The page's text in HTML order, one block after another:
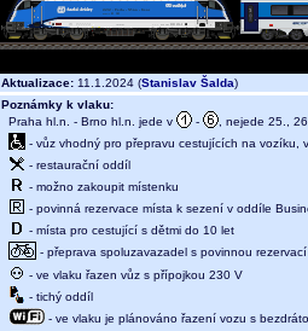
Aktualizace: 11.1.2024 (Stanislav Šalda)
Poznámky k vlaku:
Praha hl.n. - Brno hl.n. jede v
-
, nejede 25.,
- vůz vhodný pro přepravu cestujících na vozíku,
- restaurační oddíl
- možno zakoupit místenku
- povinná rezervace místa k sezení v oddíle
- místa pro cestující s dětmi do 10 let
- přeprava spoluzavazadel s povinnou
- ve vlaku řazen vůz s přípojkou 230 V
- tichý oddíl
- ve vlaku je plánováno řazení vozu s